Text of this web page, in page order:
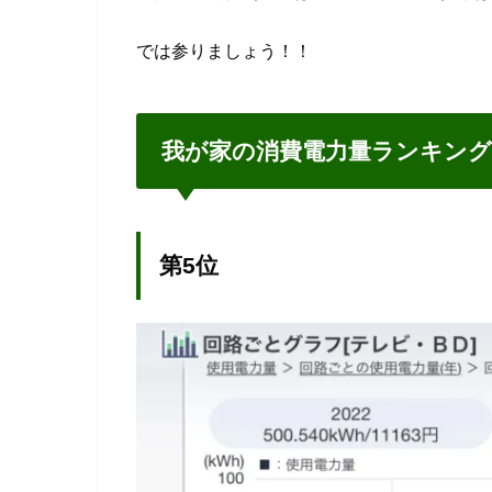
では参りましょう！！
我が家の消費電力量ランキン
第5位